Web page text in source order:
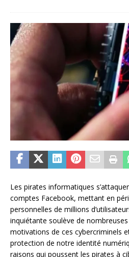
Les pirates informatiques
comptes Facebook, mettant en
personnelles de millions
inquiétante soulève de
motivations de ces cybercriminels
protection de notre identité
raisons qui poussent les pirates à